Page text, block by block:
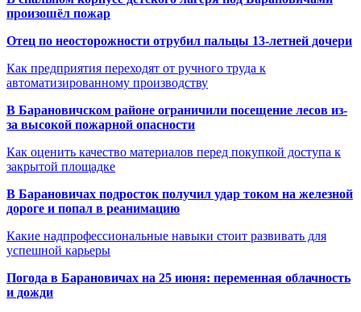
произошёл пожар
Отец по неосторожности отрубил пальцы 13-летней дочери
Как предприятия переходят от ручного труда к
автоматизированному производству
В Барановичском районе ограничили посещение лесов из-
за высокой пожарной опасности
Как оценить качество материалов перед покупкой доступа к
закрытой площадке
В Барановичах подросток получил удар током на железной
дороге и попал в реанимацию
Какие надпрофессиональные навыки стоит развивать для
успешной карьеры
Погода в Барановичах на 25 июня: переменная облачность
и дожди